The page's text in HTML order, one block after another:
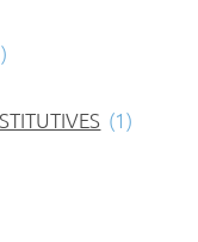
(1)